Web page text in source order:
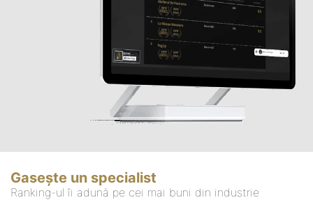
Gasește un specialist
Ranking-ul îi adună pe cei mai buni din industrie